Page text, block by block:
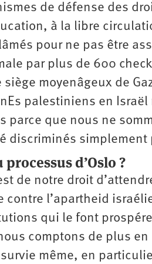
de défense des
à la libre
pour ne pas être
par plus de 600
siège moyenâgeux de
palestiniens en
parce que nous ne
discriminés simplement
d’Oslo ?
de notre droit
contre l’apartheid
qui le font
comptons de plus
même, en